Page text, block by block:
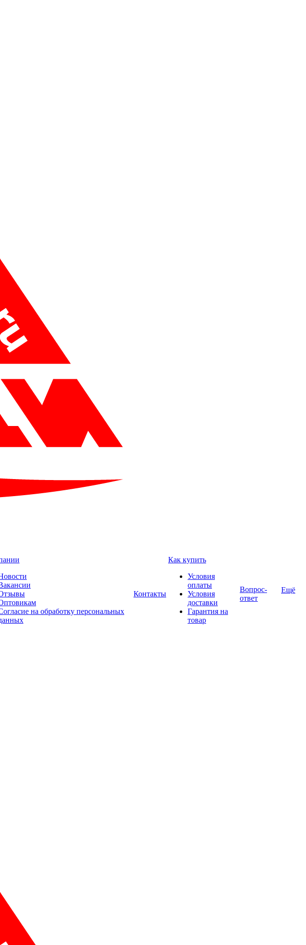
на обработку персональных
Контакты
Как купить
Условия
оплаты
Условия
доставки
Гарантия на
товар
Вопрос-
ответ
Ещё